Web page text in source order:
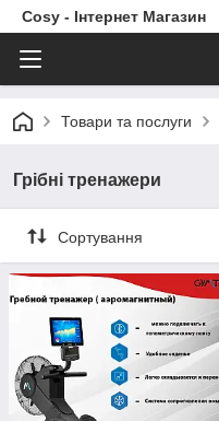
Cosy - Інтернет Магазин
Товари та послуги
Грібні тренажери
Сортування